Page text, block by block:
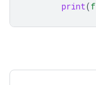
print(f